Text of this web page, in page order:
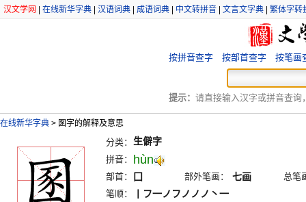
汉文学网 在线新华字典 汉语词典 成语词典 中文转拼音 文言文字典 繁体字转
按拼音查字 按部首查字 按笔画
提示： 请直接输入汉字或拼音查询
在线新华字典 > 圂字的解释及意思
分类： 生僻字
拼音： hùn
部首： 囗 部外笔画： 七画
总笔
笔顺：
丨フ一ノフノノノ丶一